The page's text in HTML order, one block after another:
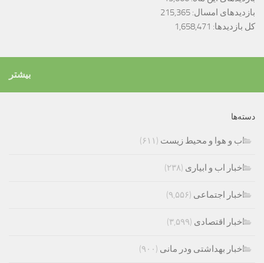
بازدیدهای امسال: 215,365
کل بازدیدها: 1,658,471
بیشتر
دسته‌ها
اب و هوا و محیط زیست (۶۱۱)
اخبار اب و ابیاری (۲۳۸)
اخبار اجتماعی (۹,۵۵۶)
اخبار اقتصادی (۳,۵۹۹)
اخبار بهداشتی ودر مانی (۹۰۰)